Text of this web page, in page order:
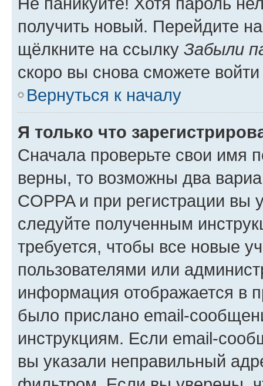
получить новый. Перейдите
щёлкните на ссылку Забыли
скоро вы снова сможете
Вернуться к началу
Я только что
Сначала проверьте свои имя
верны, то возможны два
COPPA и при регистрации вы
следуйте полученным
требуется, чтобы все новые
пользователями или
информация отображается в
было прислано email-
инструкциям. Если email-
вы указали неправильный